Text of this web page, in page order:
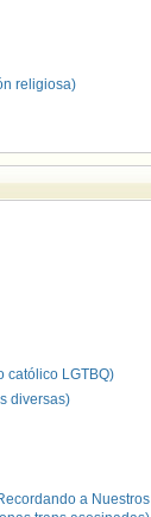
religiosa)
católico LGTBQ)
diversas)
a Nuestros